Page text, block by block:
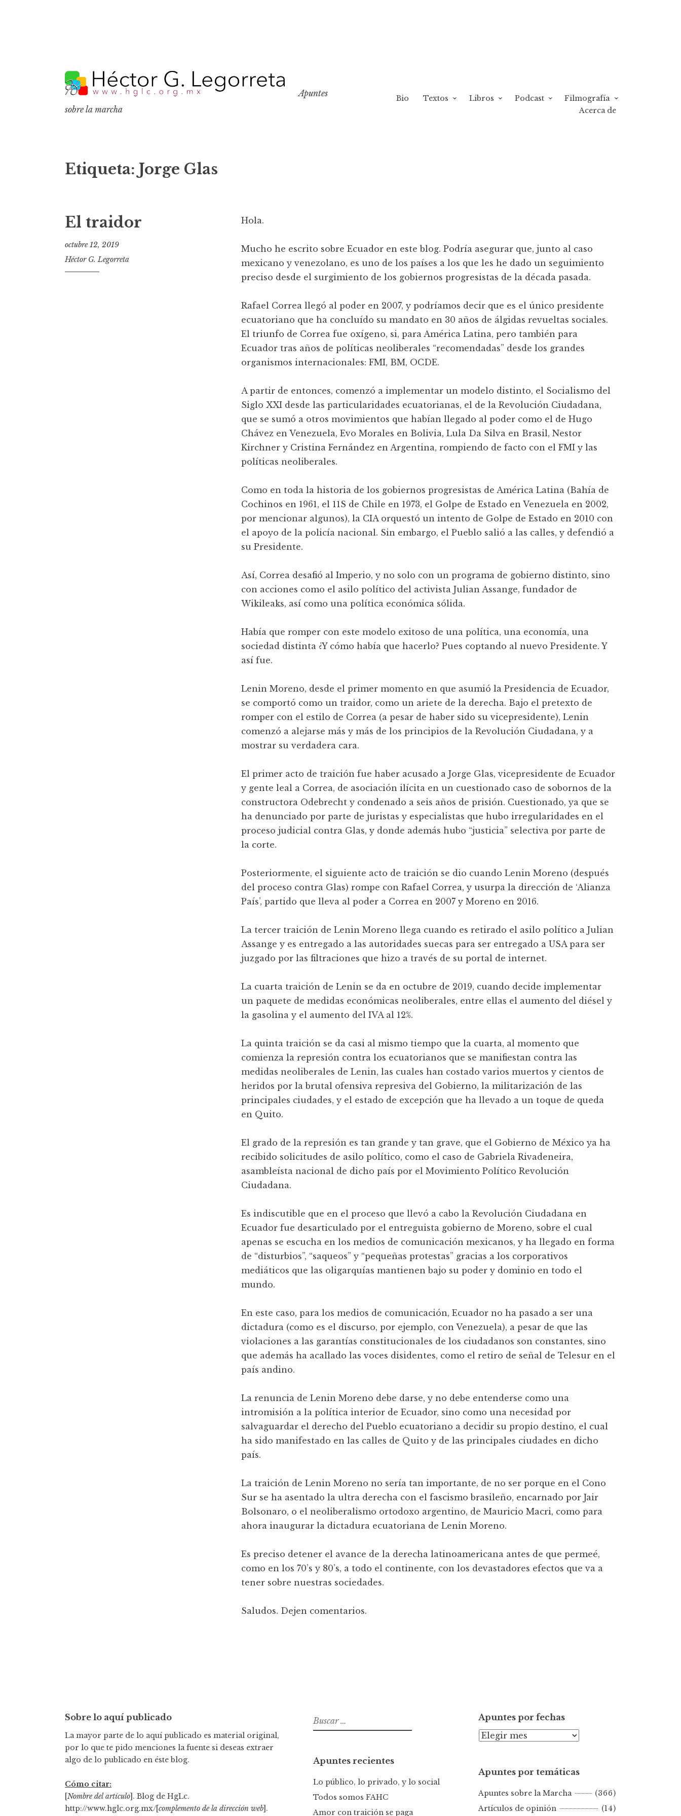
k
i
p
o
n
n
Apuntes
sobre la marcha
Bio Textos Libros Podcast
Filmografía
Acerca de
Etiqueta: Jorge Glas
El traidor
octubre 12, 2019
Héctor G. Legorreta
Hola.
Mucho he escrito sobre Ecuador en este blog. Podría asegurar que, junto al caso
mexicano y venezolano, es uno de los países a los que les he dado un seguimiento
preciso desde el surgimiento de los gobiernos progresistas de la década pasada.
Rafael Correa llegó al poder en 2007, y podríamos decir que es el único presidente
ecuatoriano que ha concluído su mandato en 30 años de álgidas revueltas sociales.
El triunfo de Correa fue oxígeno, si, para América Latina, pero también para
Ecuador tras años de políticas neoliberales “recomendadas” desde los grandes
organismos internacionales: FMI, BM, OCDE.
A partir de entonces, comenzó a implementar un modelo distinto, el Socialismo del
Siglo XXI desde las particularidades ecuatorianas, el de la Revolución Ciudadana,
que se sumó a otros movimientos que habían llegado al poder como el de Hugo
Chávez en Venezuela, Evo Morales en Bolivia, Lula Da Silva en Brasil, Nestor
Kirchner y Cristina Fernández en Argentina, rompiendo de facto con el FMI y las
políticas neoliberales.
Como en toda la historia de los gobiernos progresistas de América Latina (Bahía de
Cochinos en 1961, el 11S de Chile en 1973, el Golpe de Estado en Venezuela en 2002,
por mencionar algunos), la CIA orquestó un intento de Golpe de Estado en 2010 con
el apoyo de la policía nacional. Sin embargo, el Pueblo salió a las calles, y defendió a
su Presidente.
Así, Correa desafió al Imperio, y no solo con un programa de gobierno distinto, sino
con acciones como el asilo político del activista Julian Assange, fundador de
Wikileaks, así como una política económica sólida.
Había que romper con este modelo exitoso de una política, una economía, una
sociedad distinta ¿Y cómo había que hacerlo? Pues coptando al nuevo Presidente. Y
así fue.
Lenin Moreno, desde el primer momento en que asumió la Presidencia de Ecuador,
se comportó como un traidor, como un ariete de la derecha. Bajo el pretexto de
romper con el estilo de Correa (a pesar de haber sido su vicepresidente), Lenin
comenzó a alejarse más y más de los principios de la Revolución Ciudadana, y a
mostrar su verdadera cara.
El primer acto de traición fue haber acusado a Jorge Glas, vicepresidente de Ecuador
y gente leal a Correa, de asociación ilícita en un cuestionado caso de sobornos de la
constructora Odebrecht y condenado a seis años de prisión. Cuestionado, ya que se
ha denunciado por parte de juristas y especialistas que hubo irregularidades en el
proceso judicial contra Glas, y donde además hubo “justicia” selectiva por parte de
la corte.
Posteriormente, el siguiente acto de traición se dio cuando Lenin Moreno (después
del proceso contra Glas) rompe con Rafael Correa, y usurpa la dirección de ‘Alianza
País’, partido que lleva al poder a Correa en 2007 y Moreno en 2016.
La tercer traición de Lenin Moreno llega cuando es retirado el asilo político a Julian
Assange y es entregado a las autoridades suecas para ser entregado a USA para ser
juzgado por las filtraciones que hizo a través de su portal de internet.
La cuarta traición de Lenin se da en octubre de 2019, cuando decide implementar
un paquete de medidas económicas neoliberales, entre ellas el aumento del diésel y
la gasolina y el aumento del IVA al 12%.
La quinta traición se da casi al mismo tiempo que la cuarta, al momento que
comienza la represión contra los ecuatorianos que se manifiestan contra las
medidas neoliberales de Lenin, las cuales han costado varios muertos y cientos de
heridos por la brutal ofensiva represiva del Gobierno, la militarización de las
principales ciudades, y el estado de excepción que ha llevado a un toque de queda
en Quito.
El grado de la represión es tan grande y tan grave, que el Gobierno de México ya ha
recibido solicitudes de asilo político, como el caso de Gabriela Rivadeneira,
asambleísta nacional de dicho país por el Movimiento Político Revolución
Ciudadana.
Es indiscutible que en el proceso que llevó a cabo la Revolución Ciudadana en
Ecuador fue desarticulado por el entreguista gobierno de Moreno, sobre el cual
apenas se escucha en los medios de comunicación mexicanos, y ha llegado en forma
de “disturbios”, “saqueos” y “pequeñas protestas” gracias a los corporativos
mediáticos que las oligarquías mantienen bajo su poder y dominio en todo el
mundo.
En este caso, para los medios de comunicación, Ecuador no ha pasado a ser una
dictadura (como es el discurso, por ejemplo, con Venezuela), a pesar de que las
violaciones a las garantías constitucionales de los ciudadanos son constantes, sino
que además ha acallado las voces disidentes, como el retiro de señal de Telesur en el
país andino.
La renuncia de Lenin Moreno debe darse, y no debe entenderse como una
intromisión a la política interior de Ecuador, sino como una necesidad por
salvaguardar el derecho del Pueblo ecuatoriano a decidir su propio destino, el cual
ha sido manifestado en las calles de Quito y de las principales ciudades en dicho
país.
La traición de Lenin Moreno no sería tan importante, de no ser porque en el Cono
Sur se ha asentado la ultra derecha con el fascismo brasileño, encarnado por Jair
Bolsonaro, o el neoliberalismo ortodoxo argentino, de Mauricio Macri, como para
ahora inaugurar la dictadura ecuatoriana de Lenin Moreno.
Es preciso detener el avance de la derecha latinoamericana antes de que permeé,
como en los 70’s y 80’s, a todo el continente, con los devastadores efectos que va a
tener sobre nuestras sociedades.
Saludos. Dejen comentarios.
Sobre lo aquí publicado
La mayor parte de lo aquí publicado es material original,
por lo que te pido menciones la fuente si deseas extraer
algo de lo publicado en éste blog.
Cómo citar:
[Nombre del artículo]. Blog de HgLc.
http://www.hglc.org.mx/[complemento de la dirección web].
B
u
a
r
Apuntes recientes
Lo público, lo privado, y lo social
Todos somos FAHC
Amor con traición se paga
Apuntes por fechas
A
n
e
s
Apuntes por temáticas
Apuntes sobre la Marcha
(366)
Artículos de opinión
(14)